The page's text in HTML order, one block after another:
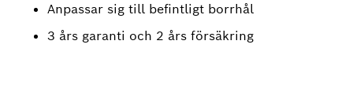
Anpassar sig till befintligt borrhål
3 års garanti och 2 års försäkring